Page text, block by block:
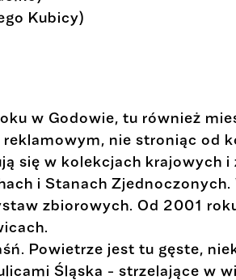
Kubicy)
w Godowie, tu również
nie stroniąc od
się w kolekcjach krajowych i
i Stanach
zbiorowych. Od 2001
Powietrze jest tu gęste,
Śląska - strzelające w